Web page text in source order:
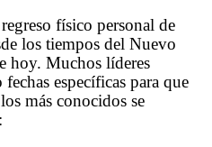
físico personal de
los tiempos del Nuevo
hoy. Muchos líderes
específicas para que
más conocidos se